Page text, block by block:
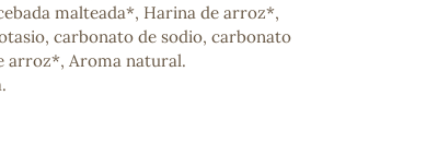
malteada*, Harina de arroz*,
carbonato de sodio, carbonato
arroz*, Aroma natural.